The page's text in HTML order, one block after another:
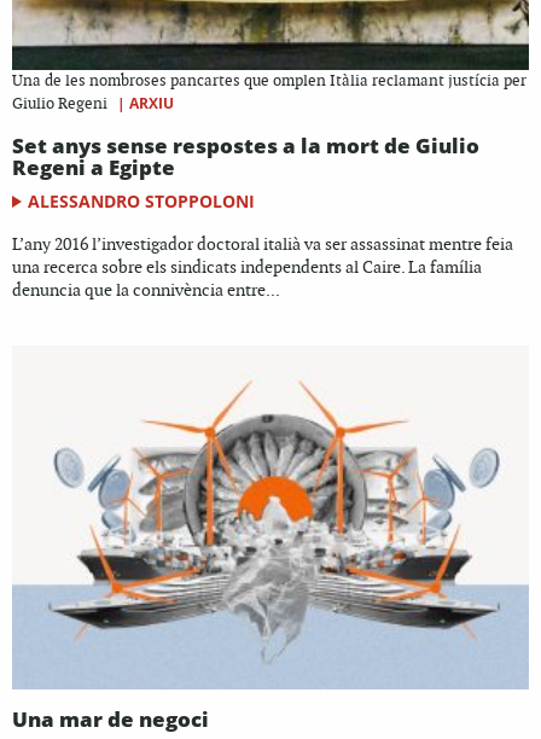
Una de les nombroses pancartes que omplen Itàlia reclamant justícia per
Giulio Regeni
| ARXIU
Set anys sense respostes a la mort de Giulio
Regeni a Egipte
ALESSANDRO STOPPOLONI
L’any 2016 l’investigador doctoral italià va ser assassinat mentre feia
una recerca sobre els sindicats independents al Caire. La família
denuncia que la connivència entre...
Una mar de negoci